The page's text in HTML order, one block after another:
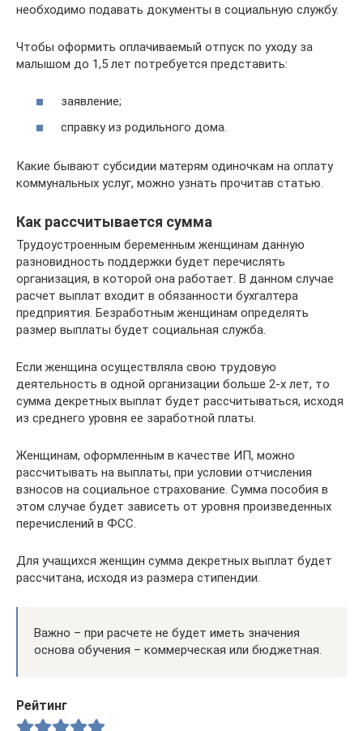
необходимо подавать документы в социальную службу.
Чтобы оформить оплачиваемый отпуск по уходу за
малышом до 1,5 лет потребуется представить:
заявление;
справку из родильного дома.
Какие бывают субсидии матерям одиночкам на оплату
коммунальных услуг, можно узнать прочитав статью.
Как рассчитывается сумма
Трудоустроенным беременным женщинам данную
разновидность поддержки будет перечислять
организация, в которой она работает. В данном случае
расчет выплат входит в обязанности бухгалтера
предприятия. Безработным женщинам определять
размер выплаты будет социальная служба.
Если женщина осуществляла свою трудовую
деятельность в одной организации больше 2-х лет, то
сумма декретных выплат будет рассчитываться, исходя
из среднего уровня ее заработной платы.
Женщинам, оформленным в качестве ИП, можно
рассчитывать на выплаты, при условии отчисления
взносов на социальное страхование. Сумма пособия в
этом случае будет зависеть от уровня произведенных
перечислений в ФСС.
Для учащихся женщин сумма декретных выплат будет
рассчитана, исходя из размера стипендии.
Важно – при расчете не будет иметь значения
основа обучения – коммерческая или бюджетная.
Рейтинг